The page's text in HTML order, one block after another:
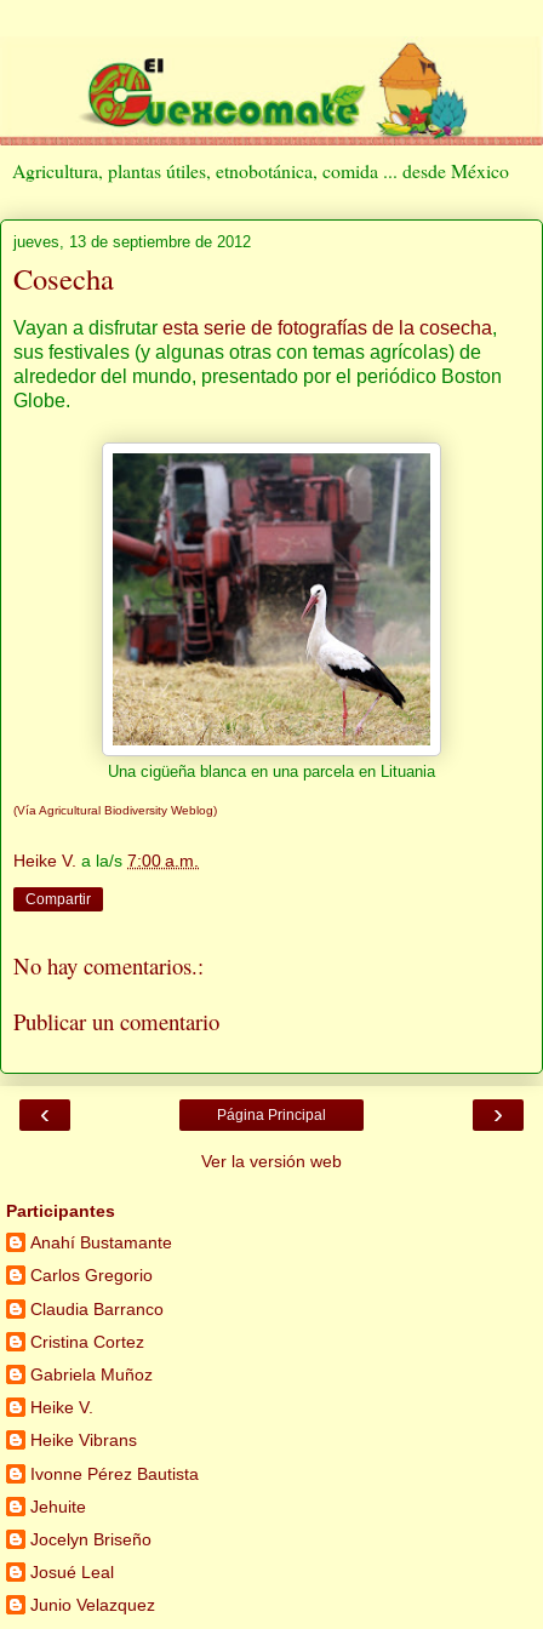
Agricultura, plantas útiles, etnobotánica, comida ... desde México
jueves, 13 de septiembre de 2012
Cosecha
Vayan a disfrutar esta serie de fotografías de la cosecha,
sus festivales (y algunas otras con temas agrícolas) de
alrededor del mundo, presentado por el periódico Boston
Globe.
Una cigüeña blanca en una parcela en Lituania
(Vía Agricultural Biodiversity Weblog)
Heike V. a la/s 7:00 a.m.
Compartir
No hay comentarios.:
Publicar un comentario
‹ ›
Página Principal
Ver la versión web
Participantes
Anahí Bustamante
Carlos Gregorio
Claudia Barranco
Cristina Cortez
Gabriela Muñoz
Heike V.
Heike Vibrans
Ivonne Pérez Bautista
Jehuite
Jocelyn Briseño
Josué Leal
Junio Velazquez